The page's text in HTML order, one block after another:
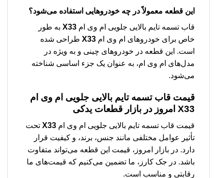
این قطعه معمولاً در چه خودروهایی استفاده می‌شود؟
قاب تسمه تایم بالایی جلویی ام وی ام X33 به طور
خاص برای خودروهای ام وی ام X33 طراحی شده
است. این قطعه در خودروهای چینی و به ویژه در
مدل‌های ام وی ام، به عنوان یک جزء اساسی شناخته
می‌شود.
قیمت قاب تسمه تایم بالایی جلویی ام وی ام
X33 امروز در بازار قطعات یدکی
قیمت قاب تسمه تایم بالایی جلویی ام وی ام X33 تحت
تأثیر عوامل مختلفی مانند جنس، برند، و کیفیت قرار
دارد. در بازار امروز، قیمت این قطعه می‌تواند متفاوت
باشد. در جک کارز، ما تضمین می‌کنیم که قیمت‌های ما
رقابتی و مناسب است.